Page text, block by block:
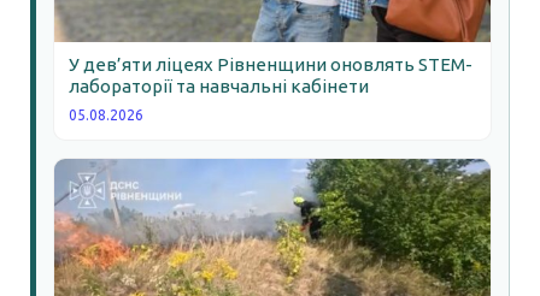
У дев’яти ліцеях Рівненщини оновлять STEM-
лабораторії та навчальні кабінети
05.08.2026